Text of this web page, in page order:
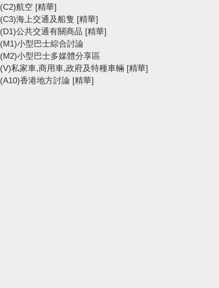
(C2)航空 [精華]
(C3)海上交通及船隻 [精華]
(D1)公共交通有關商品 [精華]
(M1)小型巴士綜合討論
(M2)小型巴士多媒體分享區
(V)私家車,商用車,政府及特種車輛 [精華]
(A10)香港地方討論 [精華]